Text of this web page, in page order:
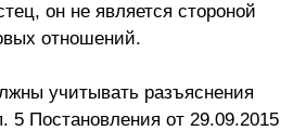
он не является стороной
отношений.
учитывать разъяснения
Постановления от 29.09.2015